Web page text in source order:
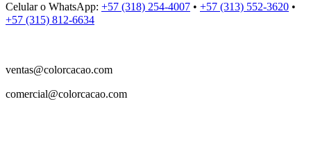
Celular o WhatsApp: +57 (318) 254-4007 • +57 (313) 552-3620 •
+57 (315) 812-6634
ventas@colorcacao.com
comercial@colorcacao.com